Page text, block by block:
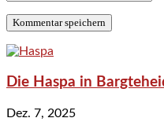
Die Haspa in
Dez. 7, 2025